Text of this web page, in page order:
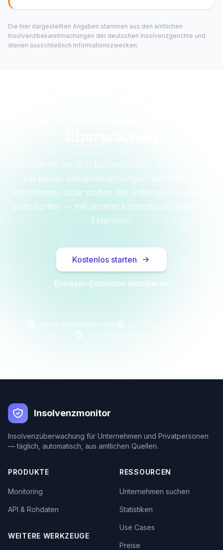
Die hier dargestellten Angaben stammen aus den amtlichen
Insolvenzbekanntmachungen der deutschen Insolvenzgerichte und
dienen ausschließlich Informationszwecken.
Registrieren Sie sich kostenlos und lassen Sie sich
bei neuen Bekanntmachungen automatisch
informieren. Oder prüfen Sie Unternehmen direkt
beim Surfen — mit unserer kostenlosen Browser-
Extension.
Kostenlos starten
Browser-Extension installieren
Insolvenzmonitor
Insolvenzüberwachung für Unternehmen und Privatpersonen
— täglich, automatisch, aus amtlichen Quellen.
PRODUKTE
Monitoring
API & Rohdaten
WEITERE WERKZEUGE
RESSOURCEN
Unternehmen suchen
Statistiken
Use Cases
Preise